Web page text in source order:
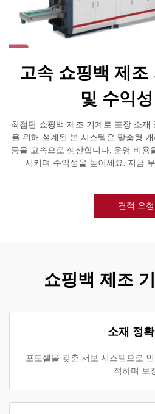
연락하기
자주 묻는 질문
고속 쇼핑백 제조
및 수익
최첨단 쇼핑백 제조 기계로 포장 소재
을 위해 설계된 본 시스템은 맞춤형
등을 고속으로 생산합니다. 운영 비용
시키며 수익성을 높이세요. 지금
견적 요청
쇼핑백 제조
소재 정
포토셀을 갖춘 서보 시스템으로
적하며 보